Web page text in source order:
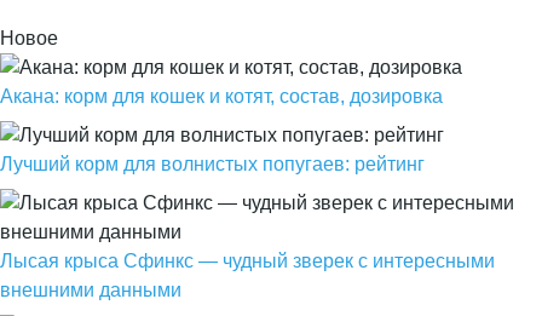
Новое
Акана: корм для кошек и котят, состав, дозировка
Лучший корм для волнистых попугаев: рейтинг
Лысая крыса Сфинкс — чудный зверек с интересными
внешними данными